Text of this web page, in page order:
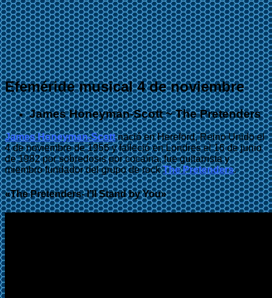
Efeméride musical 4 de noviembre
James Honeyman-Scott ~ The Pretenders
James Honeyman-Scottnació en Hereford, Reino Unido el
4 de noviembre de 1956 y falleció en Londres el 16 de junio
de 1982 por sobredosis por cocaína, fue guitarrista y
miembro fundador del grupo de rockThe Pretenders.
«The Pretenders- I’ll Stand by You»